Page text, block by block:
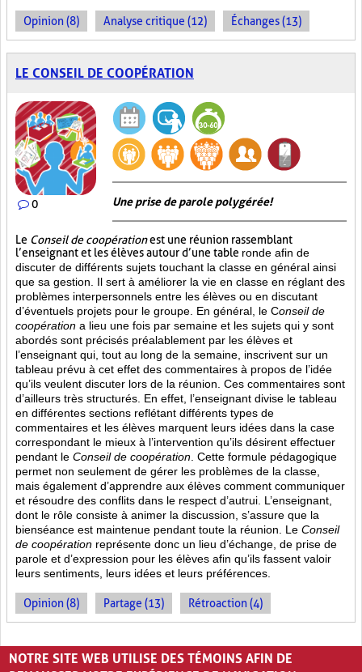
Opinion (8) Analyse critique (12) Échanges (13)
LE CONSEIL DE COOPÉRATION
0 Une prise de parole polygérée!
Le Conseil de coopérationest une réunion rassemblant
l’enseignant et les élèves autour d’une table ronde afin de
discuter de différents sujets touchant la classe en général ainsi
que sa gestion. Il sert à améliorer la vie en classe en réglant des
problèmes interpersonnels entre les élèves ou en discutant
d’éventuels projets pour le groupe. En général, le Conseil de
coopération a lieu une fois par semaine et les sujets qui y sont
abordés sont précisés préalablement par les élèves et
l’enseignant qui, tout au long de la semaine, inscrivent sur un
tableau prévu à cet effet des commentaires à propos de l’idée
qu’ils veulent discuter lors de la réunion. Ces commentaires sont
d’ailleurs très structurés. En effet, l’enseignant divise le tableau
en différentes sections reflétant différents types de
commentaires et les élèves marquent leurs idées dans la case
correspondant le mieux à l’intervention qu’ils désirent effectuer
pendant le Conseil de coopération . Cette formule pédagogique
permet non seulement de gérer les problèmes de la classe,
mais également d’apprendre aux élèves comment communiquer
et résoudre des conflits dans le respect d’autrui. L’enseignant,
dont le rôle consiste à animer la discussion, s’assure que la
bienséance est maintenue pendant toute la réunion. Le Conseil
de coopération représente donc un lieu d’échange, de prise de
parole et d’expression pour les élèves afin qu’ils fassent valoir
leurs sentiments, leurs idées et leurs préférences.
Opinion (8) Partage (13) Rétroaction (4)
PAGES
« ‹ 1 2 3
NOTRE SITE WEB UTILISE DES TÉMOINS AFIN DE